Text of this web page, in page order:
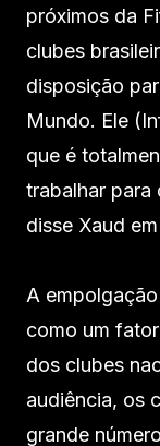
próximos da
clubes
disposição
Mundo. Ele
que é
trabalhar para
disse Xaud
A
como um
dos clubes
audiência, os
grande